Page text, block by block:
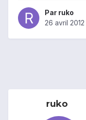
Par ruko
26 avril 2012
ruko